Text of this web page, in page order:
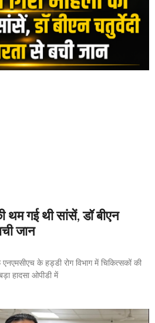
थम गई थी सांसें, डॉ बीएन
जान
के हड्डी रोग विभाग में चिकित्सकों की
हादसा ओपीडी में